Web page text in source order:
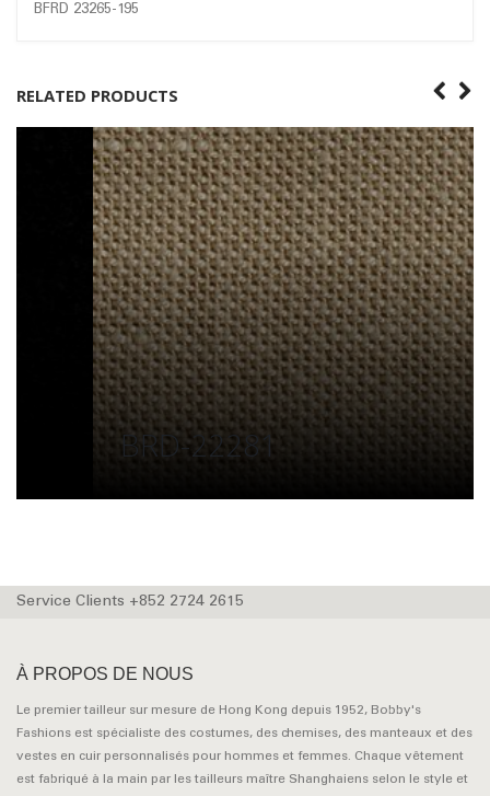
BFRD 23265-195
RELATED PRODUCTS
BRD-22281
Service Clients +852 2724 2615
À PROPOS DE NOUS
Le premier tailleur sur mesure de Hong Kong depuis 1952, Bobby's
Fashions est spécialiste des costumes, des chemises, des manteaux et des
vestes en cuir personnalisés pour hommes et femmes. Chaque vêtement
est fabriqué à la main par les tailleurs maître Shanghaiens selon le style et